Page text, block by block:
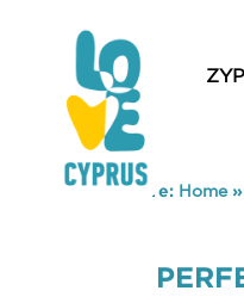
You are here: Home»